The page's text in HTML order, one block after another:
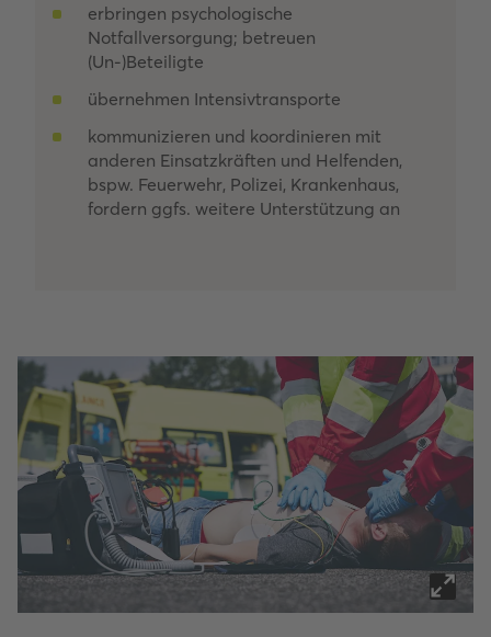
erbringen psychologische
Notfallversorgung; betreuen
(Un-)Beteiligte
übernehmen Intensivtransporte
kommunizieren und koordinieren mit
anderen Einsatzkräften und Helfenden,
bspw. Feuerwehr, Polizei, Krankenhaus,
fordern ggfs. weitere Unterstützung an